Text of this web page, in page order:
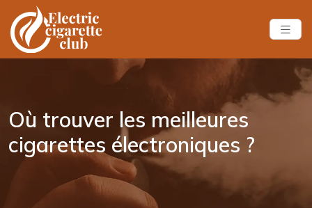
Où trouver les meilleures
cigarettes électroniques ?